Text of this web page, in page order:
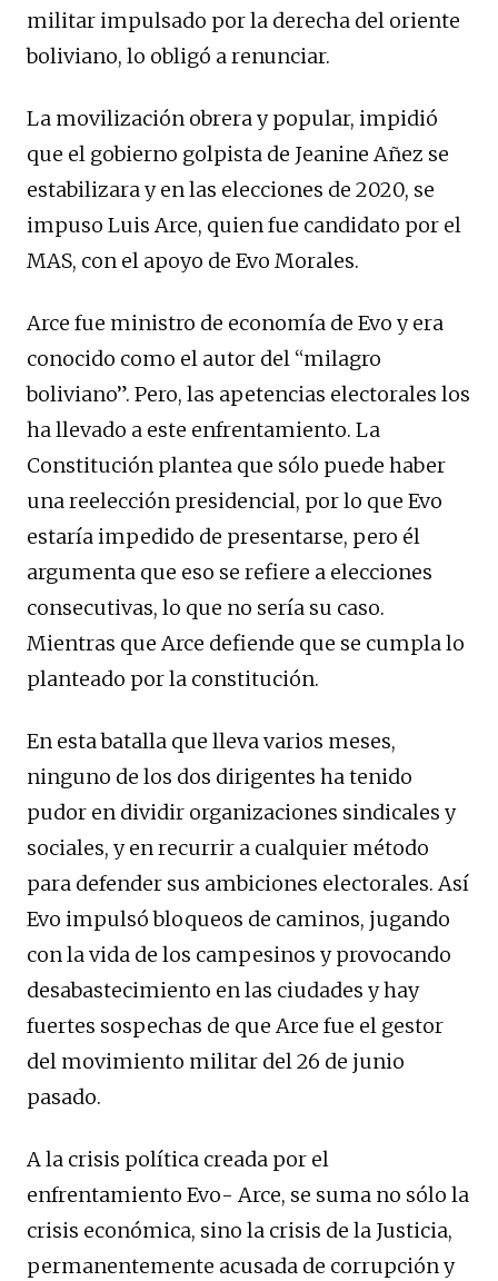
militar impulsado por la derecha del oriente
boliviano, lo obligó a renunciar.
La movilización obrera y popular, impidió
que el gobierno golpista de Jeanine Añez se
estabilizara y en las elecciones de 2020, se
impuso Luis Arce, quien fue candidato por el
MAS, con el apoyo de Evo Morales.
Arce fue ministro de economía de Evo y era
conocido como el autor del “milagro
boliviano”. Pero, las apetencias electorales los
ha llevado a este enfrentamiento. La
Constitución plantea que sólo puede haber
una reelección presidencial, por lo que Evo
estaría impedido de presentarse, pero él
argumenta que eso se refiere a elecciones
consecutivas, lo que no sería su caso.
Mientras que Arce defiende que se cumpla lo
planteado por la constitución.
En esta batalla que lleva varios meses,
ninguno de los dos dirigentes ha tenido
pudor en dividir organizaciones sindicales y
sociales, y en recurrir a cualquier método
para defender sus ambiciones electorales. Así
Evo impulsó bloqueos de caminos, jugando
con la vida de los campesinos y provocando
desabastecimiento en las ciudades y hay
fuertes sospechas de que Arce fue el gestor
del movimiento militar del 26 de junio
pasado.
A la crisis política creada por el
enfrentamiento Evo- Arce, se suma no sólo la
crisis económica, sino la crisis de la Justicia,
permanentemente acusada de corrupción y